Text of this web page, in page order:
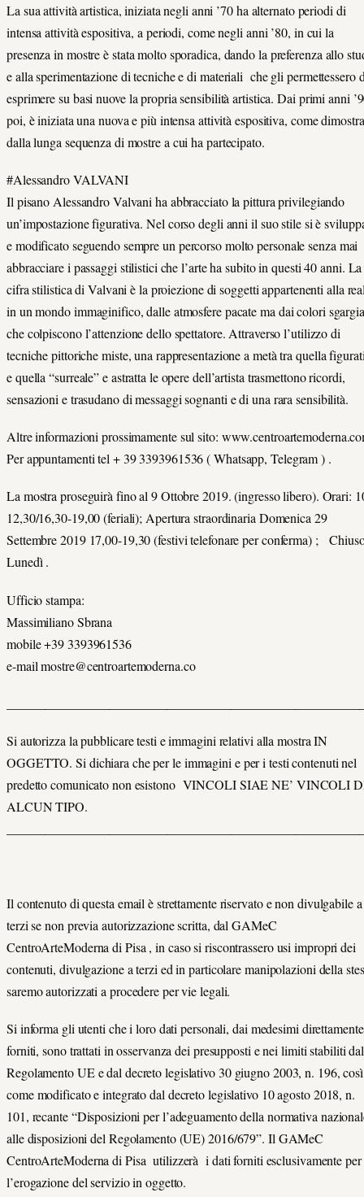
La sua attività artistica, iniziata negli anni ’70 ha alternato periodi di
intensa attività espositiva, a periodi, come negli anni ’80, in cui la
presenza in mostre è stata molto sporadica, dando la preferenza allo
e alla sperimentazione di tecniche e di materiali che gli permettessero
esprimere su basi nuove la propria sensibilità artistica. Dai primi anni
poi, è iniziata una nuova e più intensa attività espositiva, come
dalla lunga sequenza di mostre a cui ha partecipato.
#Alessandro VALVANI
Il pisano Alessandro Valvani ha abbracciato la pittura privilegiando
un’impostazione figurativa. Nel corso degli anni il suo stile si è
e modificato seguendo sempre un percorso molto personale senza mai
abbracciare i passaggi stilistici che l’arte ha subito in questi 40 anni. La
cifra stilistica di Valvani è la proiezione di soggetti appartenenti alla
in un mondo immaginifico, dalle atmosfere pacate ma dai colori
che colpiscono l’attenzione dello spettatore. Attraverso l’utilizzo di
tecniche pittoriche miste, una rappresentazione a metà tra quella
e quella “surreale” e astratta le opere dell’artista trasmettono ricordi,
sensazioni e trasudano di messaggi sognanti e di una rara sensibilità.
Altre informazioni prossimamente sul sito:
Per appuntamenti tel + 39 3393961536 ( Whatsapp, Telegram ) .
La mostra proseguirà fino al 9 Ottobre 2019. (ingresso libero). Orari:
12,30/16,30-19,00 (feriali); Apertura straordinaria Domenica 29
Settembre 2019 17,00-19,30 (festivi telefonare per conferma) ;
Lunedì .
Ufficio stampa:
Massimiliano Sbrana
mobile +39 3393961536
e-mail mostre@centroartemoderna.co
Si autorizza la pubblicare testi e immagini relativi alla mostra IN
OGGETTO. Si dichiara che per le immagini e per i testi contenuti nel
predetto comunicato non esistono VINCOLI SIAE NE’ VINCOLI
ALCUN TIPO.
Il contenuto di questa email è strettamente riservato e non divulgabile a
terzi se non previa autorizzazione scritta, dal GAMeC
CentroArteModerna di Pisa , in caso si riscontrassero usi impropri dei
contenuti, divulgazione a terzi ed in particolare manipolazioni della
saremo autorizzati a procedere per vie legali.
Si informa gli utenti che i loro dati personali, dai medesimi direttamente
forniti, sono trattati in osservanza dei presupposti e nei limiti stabiliti dal
Regolamento UE e dal decreto legislativo 30 giugno 2003, n. 196, così
come modificato e integrato dal decreto legislativo 10 agosto 2018, n.
101, recante “Disposizioni per l’adeguamento della normativa
alle disposizioni del Regolamento (UE) 2016/679”. Il GAMeC
CentroArteModerna di Pisa utilizzerà i dati forniti esclusivamente per
l’erogazione del servizio in oggetto.